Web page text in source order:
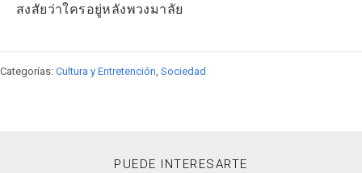
สงสัยว่าใครอยู่หลังพวงมาลัย
Categorías: Cultura y Entretención Sociedad
PUEDE INTERESARTE